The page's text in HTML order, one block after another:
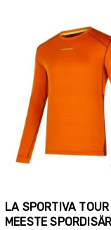
LA SPORTIVA
MEESTE